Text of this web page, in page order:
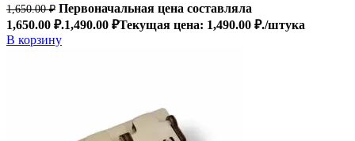
1,650.00₽ Первоначальная цена составляла
1,650.00 ₽.1,490.00 ₽Текущая цена: 1,490.00 ₽./штука
В корзину